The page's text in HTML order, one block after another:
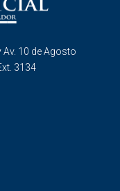
10 de Agosto
3134